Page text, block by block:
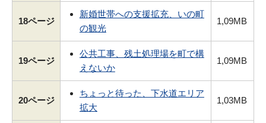
18ページ
新婚世帯への支援拡充、いの町
の観光
1,09MB
19ページ
公共工事、残土処理場を町で構
えないか
1,09MB
20ページ
ちょっと待った、下水道エリア
拡大
1,03MB